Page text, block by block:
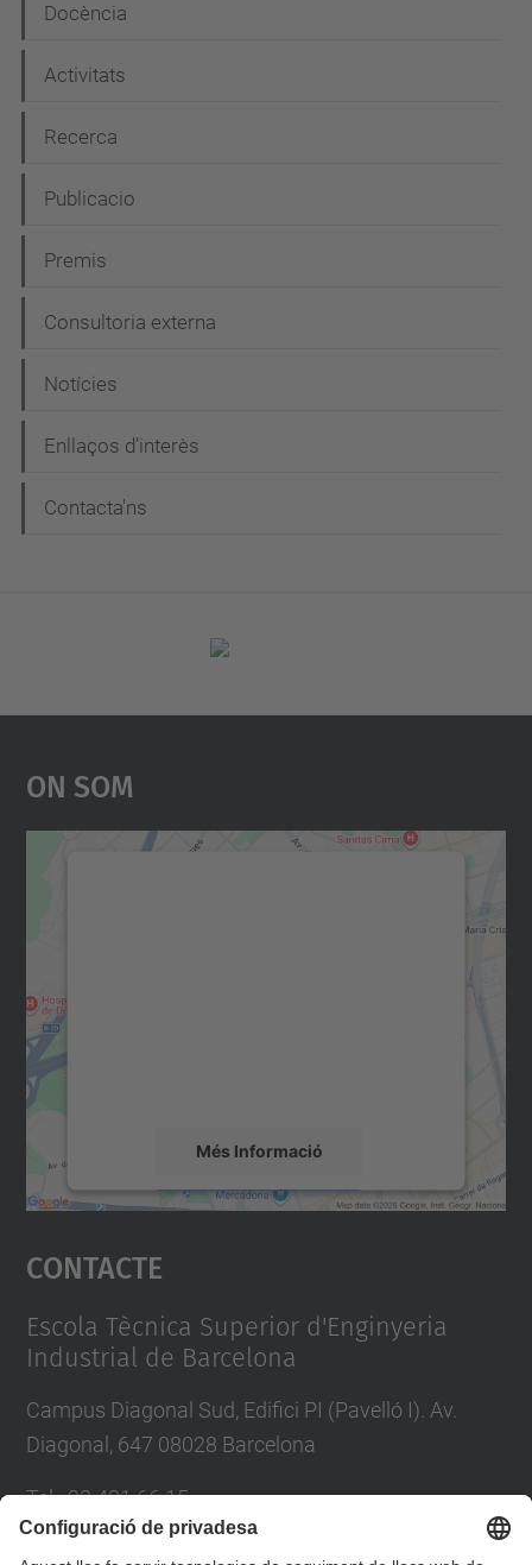
c
ó
Docència
Activitats
Recerca
Publicacio
Premis
Consultoria externa
Notícies
Enllaços d’interès
Contacta'ns
On Som
Més Informació
Accepta
powered by
Contacte
Escola Tècnica Superior d'Enginyeria
Industrial de Barcelona
Campus Diagonal Sud, Edifici PI (Pavelló I). Av.
Diagonal, 647 08028 Barcelona
Tel.:93 401 66 15